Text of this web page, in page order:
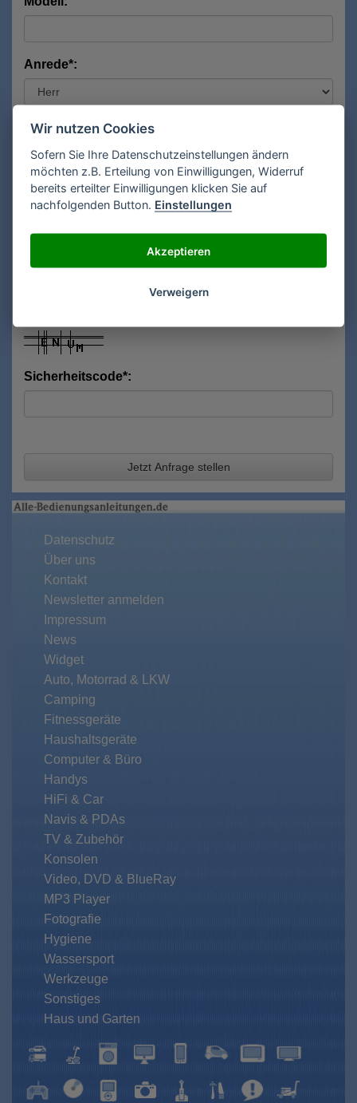
Anrede*:
Vorname*:
Nachname*:
Sicherheitscode*:
Jetzt Anfrage stellen
Datenschutz
Über uns
Kontakt
Newsletter anmelden
Impressum
News
Widget
Auto, Motorrad & LKW
Camping
Fitnessgeräte
Haushaltsgeräte
Computer & Büro
Handys
HiFi & Car
Navis & PDAs
TV & Zubehör
Konsolen
Video, DVD & BlueRay
MP3 Player
Fotografie
Hygiene
Wassersport
Werkzeuge
Sonstiges
Haus und Garten
Wir nutzen Cookies
Sofern Sie Ihre Datenschutzeinstellungen ändern
möchten z.B. Erteilung von Einwilligungen, Widerruf
bereits erteilter Einwilligungen klicken Sie auf
nachfolgenden Button. Einstellungen
Akzeptieren
Verweigern